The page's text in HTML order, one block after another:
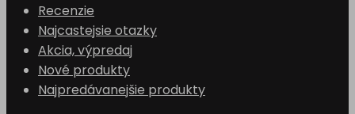
Recenzie
Najcastejsie otazky
Akcia, výpredaj
Nové produkty
Najpredávanejšie produkty